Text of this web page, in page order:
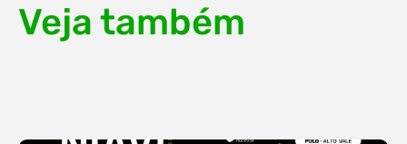
Veja também